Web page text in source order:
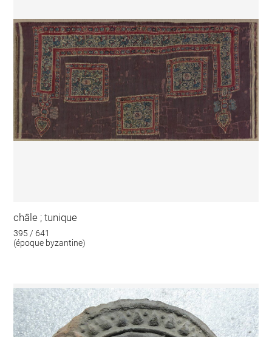
châle ; tunique
395 / 641
(époque byzantine)